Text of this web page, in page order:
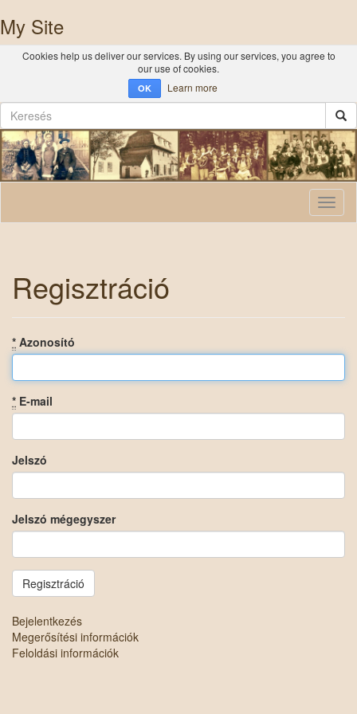
My Site
Cookies help us deliver our services. By using our services, you agree to
our use of cookies.
OK Learn more
Regisztráció
* Azonosító
* E-mail
Jelszó
Jelszó mégegyszer
Bejelentkezés
Megerősítési információk
Feloldási információk